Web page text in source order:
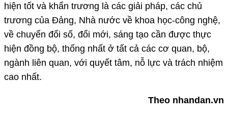
hiện tốt và khẩn trương là các giải pháp, các chủ
trương của Đảng, Nhà nước về khoa học-công nghệ,
về chuyển đổi số, đổi mới, sáng tạo cần được thực
hiện đồng bộ, thống nhất ở tất cả các cơ quan, bộ,
ngành liên quan, với quyết tâm, nỗ lực và trách nhiệm
cao nhất.
Theo nhandan.vn